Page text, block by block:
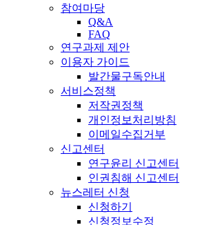
참여마당
Q&A
FAQ
연구과제 제안
이용자 가이드
발간물구독안내
서비스정책
저작권정책
개인정보처리방침
이메일수집거부
신고센터
연구윤리 신고센터
인권침해 신고센터
뉴스레터 신청
신청하기
신청정보수정